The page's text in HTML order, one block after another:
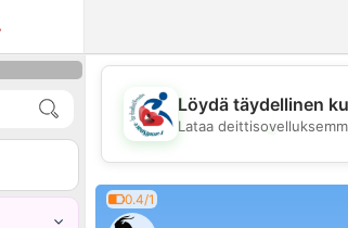
💖
Löydä täydellinen
Lataa
0.4/1